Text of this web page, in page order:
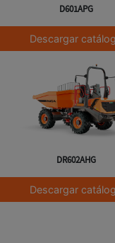
D601APG
Descargar
DR602AHG
Descargar